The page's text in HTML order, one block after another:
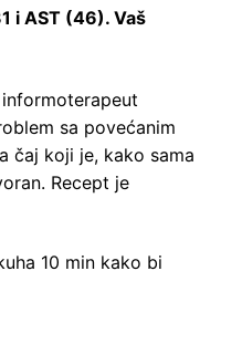
i AST (46). Vaš
sa povećanim
čaj koji je, kako sama
Recept je
10 min kako bi